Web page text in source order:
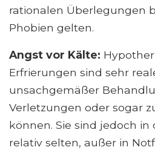
rationalen Überlegungen
Phobien gelten.
Angst vor Kälte:
Erfrierungen sind sehr
unsachgemäßer
Verletzungen oder sogar
können. Sie sind jedoch
relativ selten, außer in